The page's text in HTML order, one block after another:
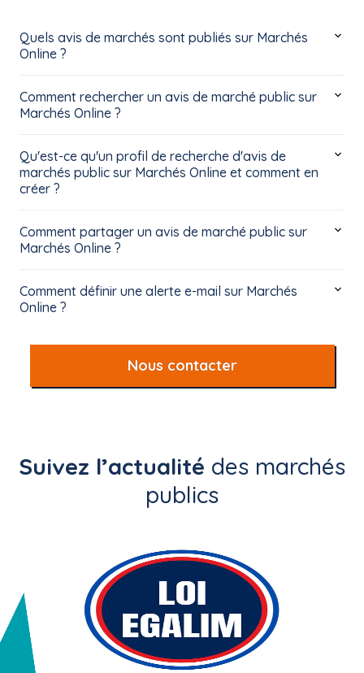
Quels avis de marchés sont publiés sur Marchés
Online ?
Comment rechercher un avis de marché public sur
Marchés Online ?
Qu'est-ce qu'un profil de recherche d'avis de
marchés public sur Marchés Online et comment en
créer ?
Comment partager un avis de marché public sur
Marchés Online ?
Comment définir une alerte e-mail sur Marchés
Online ?
Nous contacter
Suivez l’actualité des marchés
publics